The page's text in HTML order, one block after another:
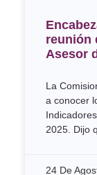
reunión
Asesor
La
a conocer
2025. Dijo
24 De